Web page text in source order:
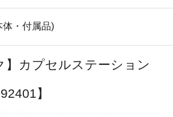
体・付属品)
】カプセルステーション
】